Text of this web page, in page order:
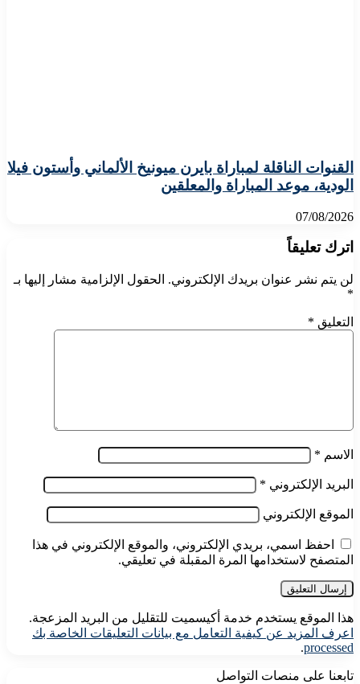
القنوات الناقلة لمباراة بايرن ميونيخ الألماني وأستون فيلا
الودية، موعد المباراة والمعلقين
07/08/2026
اترك تعليقاً
لن يتم نشر عنوان بريدك الإلكتروني. الحقول الإلزامية مشار إليها بـ
*
التعليق *
الاسم *
البريد الإلكتروني *
الموقع الإلكتروني
احفظ اسمي، بريدي الإلكتروني، والموقع الإلكتروني في هذا
المتصفح لاستخدامها المرة المقبلة في تعليقي.
هذا الموقع يستخدم خدمة أكيسميت للتقليل من البريد المزعجة.
اعرف المزيد عن كيفية التعامل مع بيانات التعليقات الخاصة بك
processed
.
تابعنا على منصات التواصل